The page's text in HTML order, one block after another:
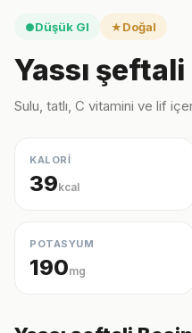
●Düşük GI ★ Doğal
Yassı
Sulu, tatlı, C vitamini ve lif
KALORİ
39kcal
POTASYUM
190mg